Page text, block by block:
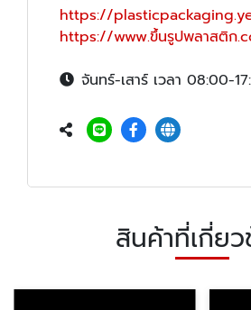
https://
https://www.ขึ้นรูปพลาสติก
จันทร์-เสาร์ เวลา 08:00-
สินค้าที่เกี่ย